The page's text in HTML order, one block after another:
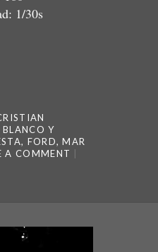
1/30s
BLANCO Y
, FORD,MAR
A COMMENT